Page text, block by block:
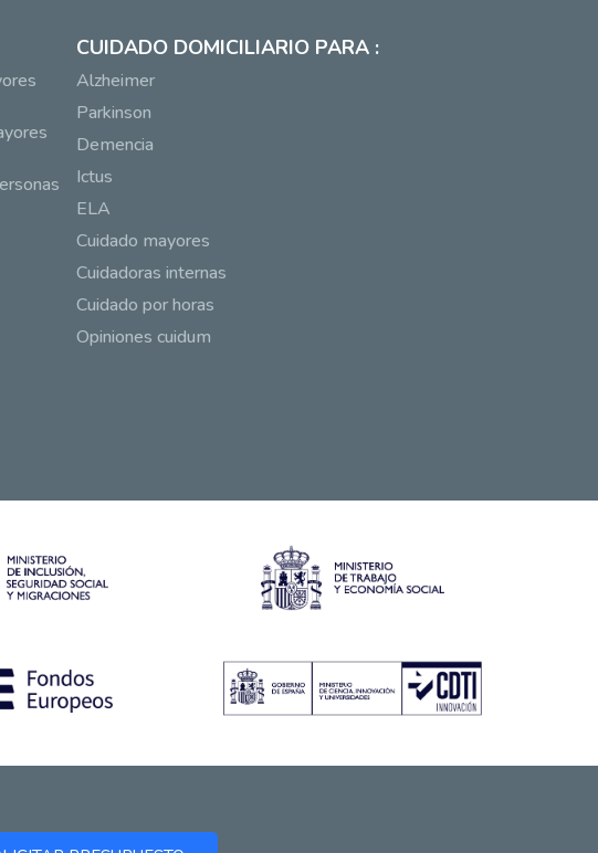
CUIDADO DOMICILIARIO PARA :
Alzheimer
Parkinson
Demencia
Ictus
ELA
Cuidado mayores
Cuidadoras internas
Cuidado por horas
Opiniones cuidum